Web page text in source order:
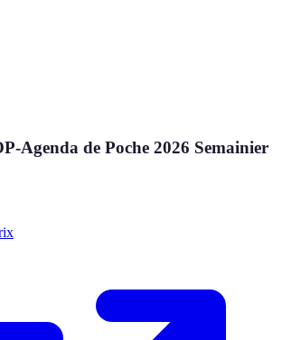
Agenda de Poche 2026 Semainier